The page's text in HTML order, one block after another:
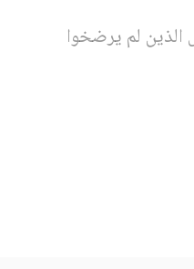
الذين لم يرضخوا